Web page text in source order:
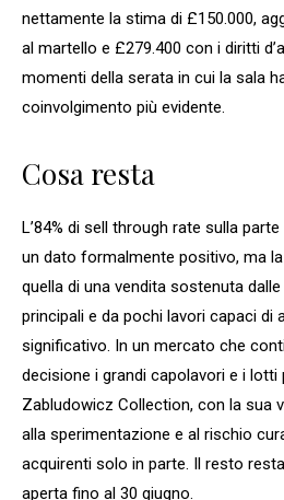
nettamente la stima di £150.000,
al martello e £279.400 con i diritti
momenti della serata in cui la sala
coinvolgimento più evidente.
Cosa resta
L’84% di sell through rate sulla
un dato formalmente positivo, ma
quella di una vendita sostenuta
principali e da pochi lavori capaci di
significativo. In un mercato che
decisione i grandi capolavori e i lotti
Zabludowicz Collection, con la sua
alla sperimentazione e al rischio
acquirenti solo in parte. Il resto
aperta fino al 30 giugno.